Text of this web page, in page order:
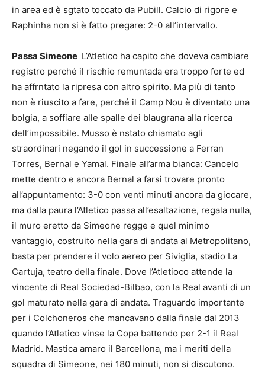
in area ed è sgtato toccato da Pubill. Calcio di rigore e
Raphinha non si è fatto pregare: 2-0 all’intervallo.
Passa Simeone L’Atletico ha capito che doveva cambiare
registro perché il rischio remuntada era troppo forte ed
ha affrntato la ripresa con altro spirito. Ma più di tanto
non è riuscito a fare, perché il Camp Nou è diventato una
bolgia, a soffiare alle spalle dei blaugrana alla ricerca
dell’impossibile. Musso è nstato chiamato agli
straordinari negando il gol in successione a Ferran
Torres, Bernal e Yamal. Finale all’arma bianca: Cancelo
mette dentro e ancora Bernal a farsi trovare pronto
all’appuntamento: 3-0 con venti minuti ancora da giocare,
ma dalla paura l’Atletico passa all’esaltazione, regala nulla,
il muro eretto da Simeone regge e quel minimo
vantaggio, costruito nella gara di andata al Metropolitano,
basta per prendere il volo aereo per Siviglia, stadio La
Cartuja, teatro della finale. Dove l’Atletioco attende la
vincente di Real Sociedad-Bilbao, con la Real avanti di un
gol maturato nella gara di andata. Traguardo importante
per i Colchoneros che mancavano dalla finale dal 2013
quando l’Atletico vinse la Copa battendo per 2-1 il Real
Madrid. Mastica amaro il Barcellona, ma i meriti della
squadra di Simeone, nei 180 minuti, non si discutono.